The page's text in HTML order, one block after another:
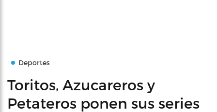
Deportes
Toritos, Azucareros y
Petateros ponen sus series